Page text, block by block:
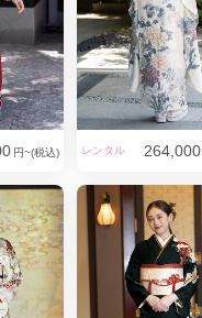
円~(税込) レンタル 264,000